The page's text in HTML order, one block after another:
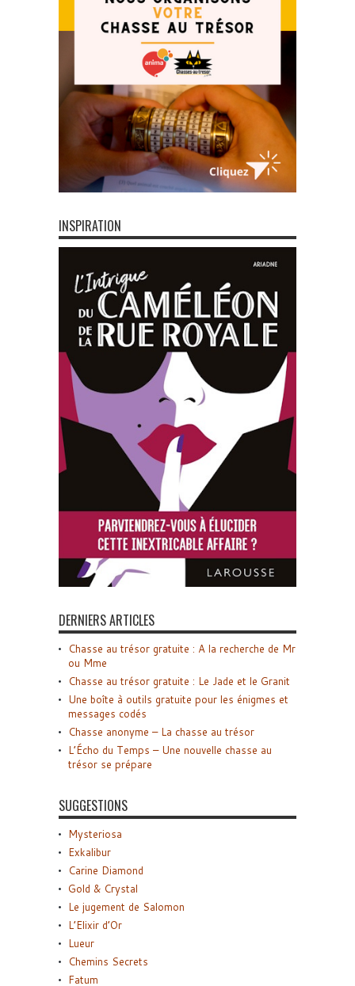
INSPIRATION
DERNIERS ARTICLES
Chasse au trésor gratuite : A la recherche de Mr
ou Mme
Chasse au trésor gratuite : Le Jade et le Granit
Une boîte à outils gratuite pour les énigmes et
messages codés
Chasse anonyme – La chasse au trésor
L’Écho du Temps – Une nouvelle chasse au
trésor se prépare
SUGGESTIONS
Mysteriosa
Exkalibur
Carine Diamond
Gold & Crystal
Le jugement de Salomon
L’Elixir d’Or
Lueur
Chemins Secrets
Fatum